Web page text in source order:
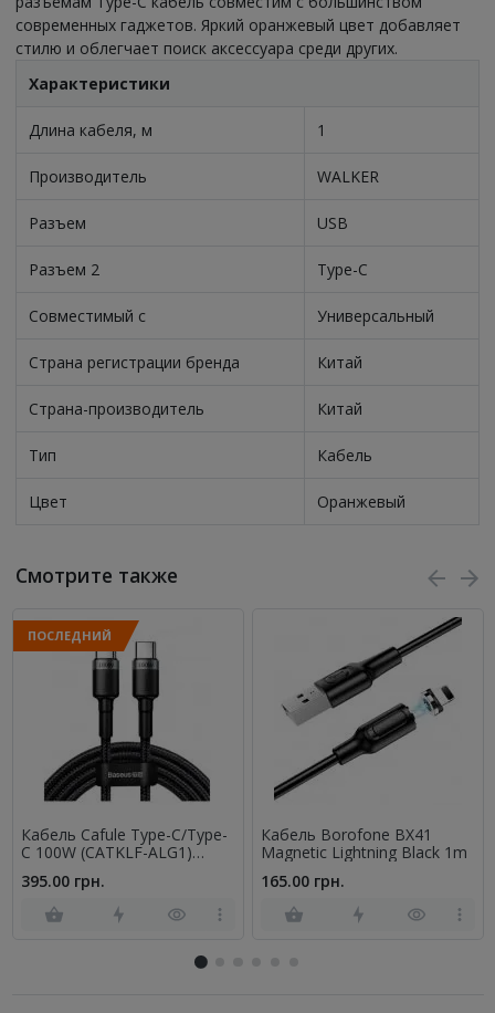
современных гаджетов. Яркий оранжевый цвет добавляет
стилю и облегчает поиск аксессуара среди других.
Характеристики
Длина кабеля, м 1
Производитель WALKER
Разъем USB
Разъем 2 Type-C
Совместимый с Универсальный
Страна регистрации бренда Китай
Страна-производитель Китай
Тип Кабель
Цвет Оранжевый
Смотрите также
ПОСЛЕДНИЙ
Кабель Cafule Type-C/Type-
C 100W (CATKLF-ALG1)
395.00 грн.
Кабель Borofone BX41
Magnetic Lightning Black 1m
165.00 грн.